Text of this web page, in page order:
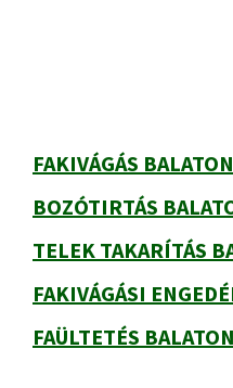
FAKIVÁGÁS
BOZÓTIRTÁS
TELEK TAKARÍTÁS
FAKIVÁGÁSI
FAÜLTETÉS